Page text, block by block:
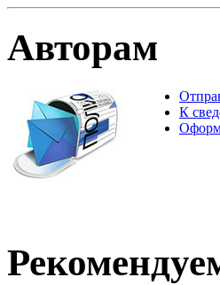
Авторам
К